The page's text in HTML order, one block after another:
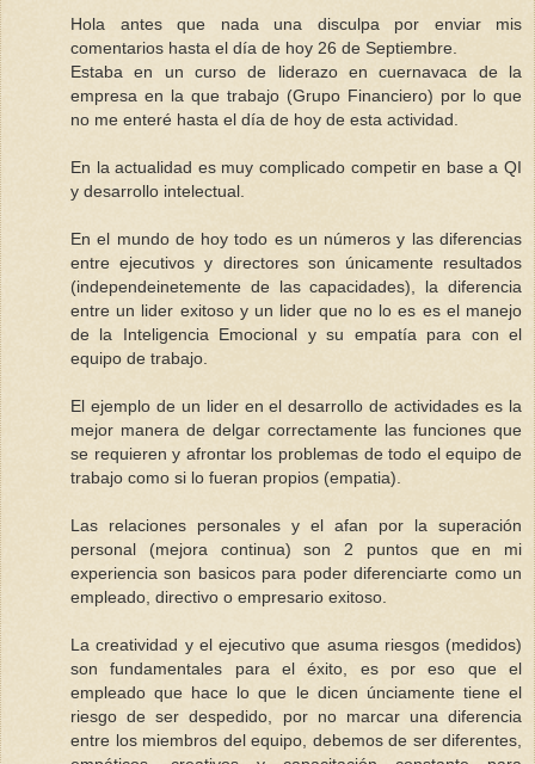
Hola antes que nada una disculpa por enviar mis
comentarios hasta el día de hoy 26 de Septiembre.
Estaba en un curso de liderazo en cuernavaca de la
empresa en la que trabajo (Grupo Financiero) por lo que
no me enteré hasta el día de hoy de esta actividad.
En la actualidad es muy complicado competir en base a QI
y desarrollo intelectual.
En el mundo de hoy todo es un números y las diferencias
entre ejecutivos y directores son únicamente resultados
(independeinetemente de las capacidades), la diferencia
entre un lider exitoso y un lider que no lo es es el manejo
de la Inteligencia Emocional y su empatía para con el
equipo de trabajo.
El ejemplo de un lider en el desarrollo de actividades es la
mejor manera de delgar correctamente las funciones que
se requieren y afrontar los problemas de todo el equipo de
trabajo como si lo fueran propios (empatia).
Las relaciones personales y el afan por la superación
personal (mejora continua) son 2 puntos que en mi
experiencia son basicos para poder diferenciarte como un
empleado, directivo o empresario exitoso.
La creatividad y el ejecutivo que asuma riesgos (medidos)
son fundamentales para el éxito, es por eso que el
empleado que hace lo que le dicen únciamente tiene el
riesgo de ser despedido, por no marcar una diferencia
entre los miembros del equipo, debemos de ser diferentes,